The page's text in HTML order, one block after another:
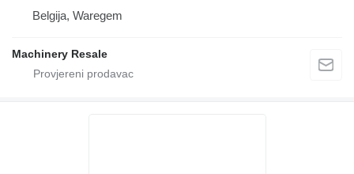
Belgija, Waregem
Machinery Resale